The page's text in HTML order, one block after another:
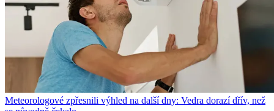
Meteorologové zpřesnili výhled na další dny: Vedra dorazí dřív, než